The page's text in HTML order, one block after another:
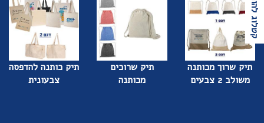
קטלוג להורדה
תיק שרוך מכותנה
משולב 2 צבעים
תיק שרוכים
מכותנה
תיק כותנה להדפסה
צבעונית